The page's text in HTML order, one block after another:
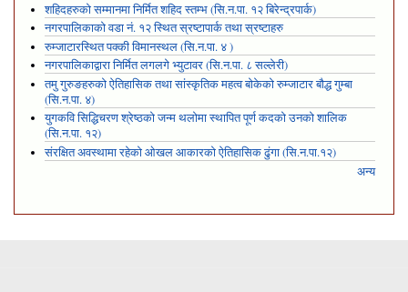
शहिदहरुको सम्मानमा निर्मित शहिद स्तम्भ (सि.न.पा. १२ बिरेन्द्रपार्क)
नगरपालिकाको वडा नं. १२ स्थित स्रष्टापार्क तथा स्रष्टाहरु
रुम्जाटारस्थित पक्की विमानस्थल (सि.न.पा. ४ )
नगरपालिकाद्वारा निर्मित लगलगे भ्युटावर (सि.न.पा. ८ सल्लेरी)
तमु गुरुङहरुको ऐतिहासिक तथा सांस्कृतिक महत्व बोकेको रुम्जाटार बौद्ध गुम्बा
(सि.न.पा. ४)
युगकवि सिद्धिचरण श्रेष्ठको जन्म थलोमा स्थापित पूर्ण कदको उनको शालिक
(सि.न.पा. १२)
संरक्षित अवस्थामा रहेको ओखल आकारको ऐतिहासिक ढुंगा (सि.न.पा.१२)
अन्य